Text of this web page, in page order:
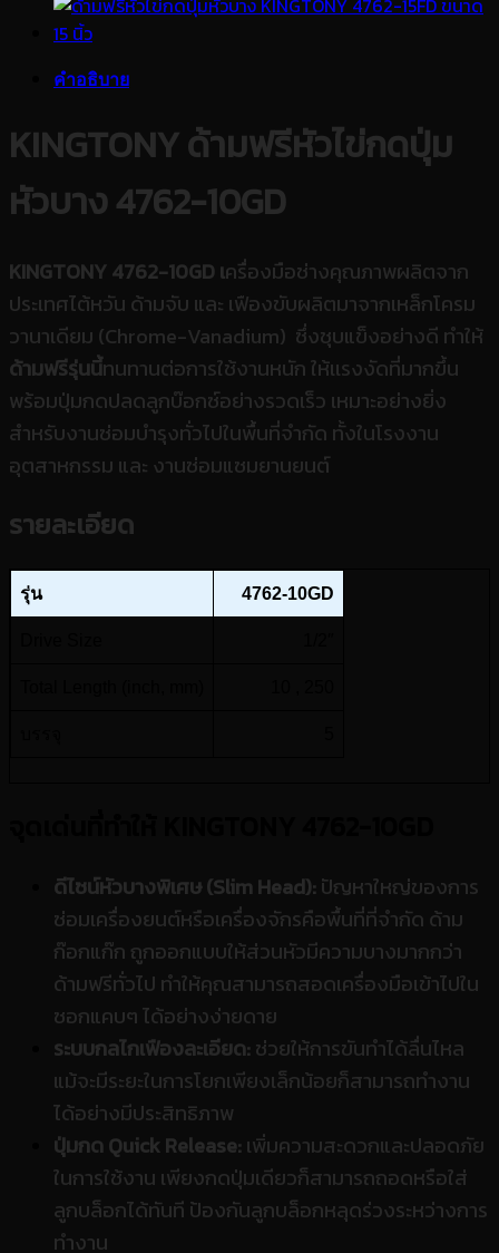
คำอธิบาย
KINGTONY ด้ามฟรีหัวไข่กดปุ่ม
หัวบาง 4762-10GD
KINGTONY 4762-10GD เครื่องมือช่างคุณภาพผลิตจาก
ประเทศไต้หวัน ด้ามจับ และ เฟืองขับผลิตมาจากเหล็กโครม
วานาเดียม (Chrome-Vanadium) ซึ่งชุบแข็งอย่างดี ทำให้
ด้ามฟรีรุ่นนี้ทนทานต่อการใช้งานหนัก ให้เเรงงัดที่มากขึ้น
พร้อมปุ่มกดปลดลูกบ๊อกซ์อย่างรวดเร็ว เหมาะอย่างยิ่ง
สำหรับงานซ่อมบำรุงทั่วไปในพื้นที่จำกัด ทั้งในโรงงาน
อุตสาหกรรม และ งานซ่อมแซมยานยนต์
รายละเอียด
รุ่น 4762-10GD
ดีไซน์หัวบางพิเศษ (Slim Head): ปัญหาใหญ่ของการ
ซ่อมเครื่องยนต์หรือเครื่องจักรคือพื้นที่ที่จำกัด ด้าม
ก๊อกแก๊ก ถูกออกแบบให้ส่วนหัวมีความบางมากกว่า
ด้ามฟรีทั่วไป ทำให้คุณสามารถสอดเครื่องมือเข้าไปใน
ซอกแคบๆ ได้อย่างง่ายดาย
ระบบกลไกเฟืองละเอียด: ช่วยให้การขันทำได้ลื่นไหล
แม้จะมีระยะในการโยกเพียงเล็กน้อยก็สามารถทำงาน
ได้อย่างมีประสิทธิภาพ
ปุ่มกด Quick Release: เพิ่มความสะดวกและปลอดภัย
ในการใช้งาน เพียงกดปุ่มเดียวก็สามารถถอดหรือใส่
ลูกบล็อกได้ทันที ป้องกันลูกบล็อกหลุดร่วงระหว่างการ
ทำงาน